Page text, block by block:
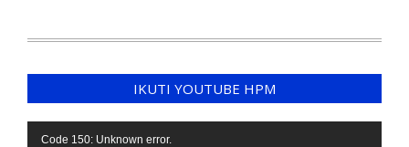
IKUTI YOUTUBE HPM
Video
Code 150: Unknown error.